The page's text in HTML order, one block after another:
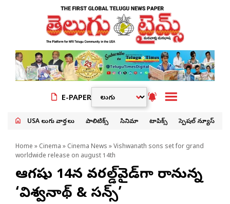
E-PAPER
USA తెలుగు వార్తలు పాలిటిక్స్ సినిమా టాపిక్స్ స్పెషల్ న్యూస్
Home » Cinema » Cinema News » Vishwanath sons set for grand
worldwide release on august 14th
ఆగష్టు 14న వరల్డ్‌వైడ్‌గా రానున్న
‘విశ్వనాథ్ & సన్స్’